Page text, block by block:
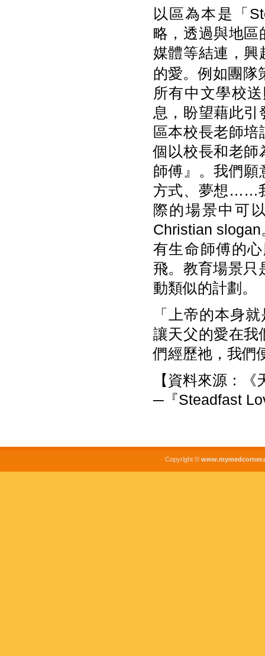
以區為本是「
略，透過與地區
媒體等結連，興
的愛。例如團隊
所有中文學校
息，盼望藉此引
區本校長老師
個以校長和老師
師傅』。我們願
方式、夢想……
際的場景中可
Christian
有生命師傅的
飛。教育場景只
動類似的計劃。
「上帝的本身
讓天父的愛在我
們經歷祂，我們
【資料來源：
─『Steadfast
Copyright ©